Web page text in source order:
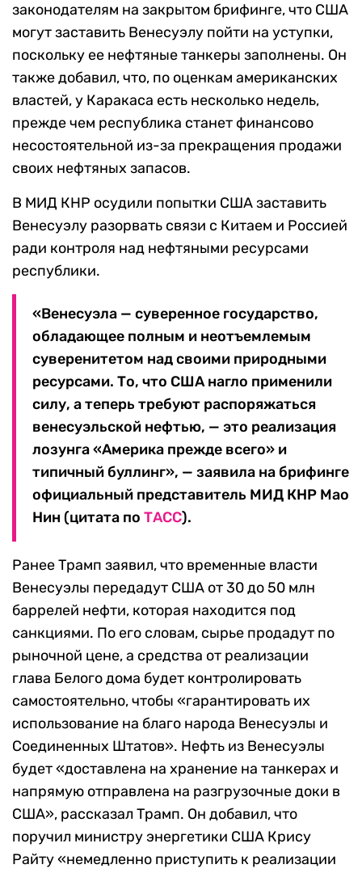
законодателям на закрытом брифинге, что США
могут заставить Венесуэлу пойти на уступки,
поскольку ее нефтяные танкеры заполнены. Он
также добавил, что, по оценкам американских
властей, у Каракаса есть несколько недель,
прежде чем республика станет финансово
несостоятельной из-за прекращения продажи
своих нефтяных запасов.
В МИД КНР осудили попытки США заставить
Венесуэлу разорвать связи с Китаем и Россией
ради контроля над нефтяными ресурсами
республики.
«Венесуэла — суверенное государство,
обладающее полным и неотъемлемым
суверенитетом над своими природными
ресурсами. То, что США нагло применили
силу, а теперь требуют распоряжаться
венесуэльской нефтью, — это реализация
лозунга «Америка прежде всего» и
типичный буллинг», — заявила на брифинге
официальный представитель МИД КНР Мао
Нин (цитата по ТАСС).
Ранее Трамп заявил, что временные власти
Венесуэлы передадут США от 30 до 50 млн
баррелей нефти, которая находится под
санкциями. По его словам, сырье продадут по
рыночной цене, а средства от реализации
глава Белого дома будет контролировать
самостоятельно, чтобы «гарантировать их
использование на благо народа Венесуэлы и
Соединенных Штатов». Нефть из Венесуэлы
будет «доставлена на хранение на танкерах и
напрямую отправлена на разгрузочные доки в
США», рассказал Трамп. Он добавил, что
поручил министру энергетики США Крису
Райту «немедленно приступить к реализации